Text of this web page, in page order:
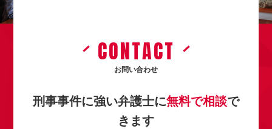
CONTACT
お問い合わせ
刑事事件に強い弁護士に無料で相談で
きます